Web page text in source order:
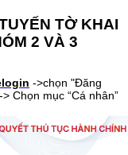
TỜ KHAI
2 VÀ 3
->chọn "Đăng
Chọn mục “Cá nhân”